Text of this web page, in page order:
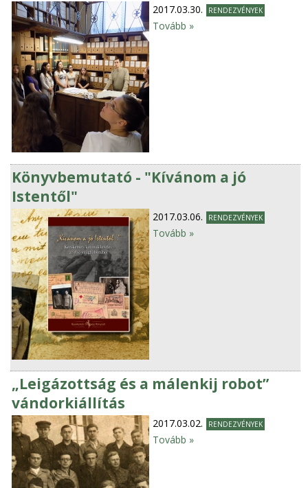
2017.03.30. RENDEZVÉNYEK
Tovább »
Könyvbemutató - "Kívánom a jó
Istentől"
2017.03.06. RENDEZVÉNYEK
Tovább »
„Leigázottság és a málenkij robot”
vándorkiállítás
2017.03.02. RENDEZVÉNYEK
Tovább »